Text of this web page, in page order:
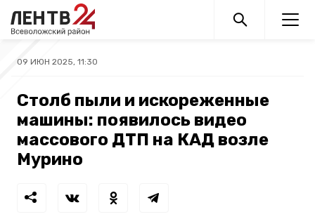
09 ИЮН 2025, 11:30
Столб пыли и искореженные
машины: появилось видео
массового ДТП на КАД возле
Мурино